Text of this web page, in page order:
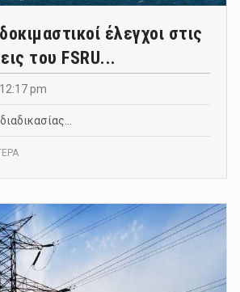
έλεγχοι στις
του FSRU...
12:17 pm